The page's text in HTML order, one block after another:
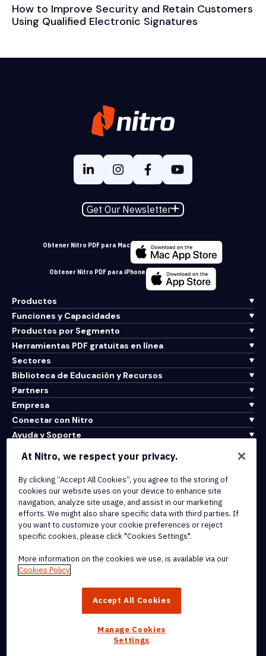
How to Improve Security and Retain Customers
Using Qualified Electronic Signatures
Get Our Newsletter
Obtener Nitro PDF para Mac
Obtener Nitro PDF para iPhone
Productos
Funciones y Capacidades
Productos por Segmento
Herramientas PDF gratuitas en línea
Sectores
Biblioteca de Educación y Recursos
Partners
Empresa
Conectar con Nitro
Ayuda y Soporte
Terms of Service
Cookie Policy
Copyright Policy
All Terms & Policies
trademarks, of Nitro Software, Inc. or its affiliates in the United
At Nitro, we respect your privacy.
By clicking “Accept All Cookies”, you agree to the storing of
cookies our website uses on your device to enhance site
navigation, analyze site usage, and assist in our marketing
efforts. We might also share specific data with third parties. If
you want to customize your cookie preferences or reject
specific cookies, please click "Cookies Settings".
More information on the cookies we use, is available via our
Cookies Policy
Accept All Cookies
Manage Cookies
Settings